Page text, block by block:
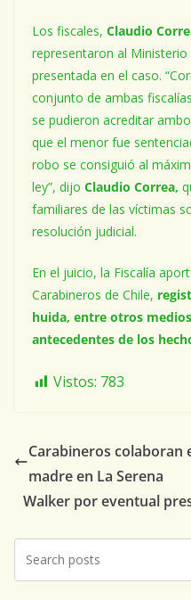
Los fiscales, Claudio
representaron al
presentada en el caso.
conjunto de ambas
se pudieron acreditar
que el menor fue
robo se consiguió al
ley”, dijo Claudio Correa,
familiares de las víctimas
resolución judicial.
En el juicio, la Fiscalía
Carabineros de Chile,
huida, entre otros
antecedentes de los
Vistos: 783
Carabineros colaboran
madre en La Serena
Walker por eventual